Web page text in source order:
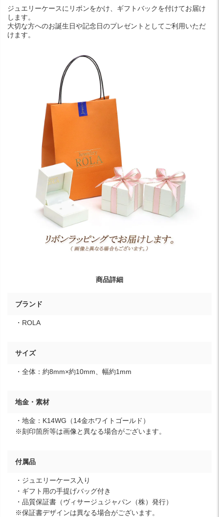
ジュエリーケースにリボンをかけ、ギフトバックを付けてお届け
します。
大切な方へのお誕生日や記念日のプレゼントとしてご利用いただ
けます。
商品詳細
ブランド
・ROLA
サイズ
・全体：約8mm×約10mm、幅約1mm
地金・素材
・地金：K14WG（14金ホワイトゴールド）
※刻印箇所等は画像と異なる場合がございます。
付属品
・ジュエリーケース入り
・ギフト用の手提げバッグ付き
・品質保証書（ヴィサージュジャパン（株）発行）
※保証書デザインは異なる場合がございます。